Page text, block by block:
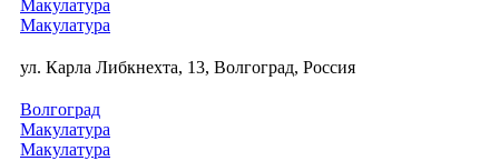
Макулатура
Макулатура
ул. Карла Либкнехта, 13, Волгоград, Россия
Волгоград
Макулатура
Макулатура